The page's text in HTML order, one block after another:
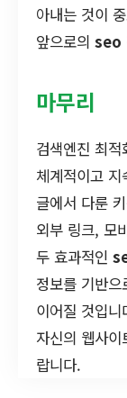
아내는 것이
앞으로의 seo
마무리
검색엔진 최
체계적이고
글에서 다룬
외부 링크, 모
두 효과적인
정보를 기반
이어질 것입
자신의 웹사
랍니다.